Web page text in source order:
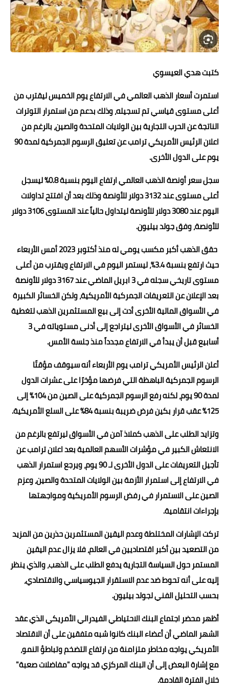
حوادث وقضايا
خدمات
مقالات
كتبت هدي العيسوي
استمرت أسعار الذهب العالمي في الارتفاع يوم الخميس ليقترب من
أعلى مستوى قياسي تم تسجيله، وذلك بدعم من استمرار التوترات
الناتجة عن الحرب التجارية بين الولايات المتحدة والصين، بالرغم من
اعلان الرئيس الأمريكي ترامب عن تعليق الرسوم الجمركية لمدة 90
يوم على الدول الأخرى.
سجل سعر أونصة الذهب العالمي ارتفاع اليوم بنسبة 0.8% ليسجل
أعلى مستوى عند 3132 دولار للأونصة وذلك بعد أن افتتح تداولات
اليوم عند 3080 دولار للأونصة ليتداول حالياً عند المستوى 3106 دولار
للأونصة، وفق جولد بيليون.
حقق الذهب أكبر مكسب يومي له منذ أكتوبر 2023 أمس الأربعاء
حيث ارتفع بنسبة 3.4%، ليستمر اليوم في الارتفاع ويقترب من أعلى
مستوى تاريخي سجله في 3 ابريل الماضي عند 3167 دولار للأونصة
بعد الإعلان عن التعريفات الجمركية الأمريكية، ولكن الخسائر الكبيرة
في الأسواق المالية الأخرى أدت إلى بيع المستثمرين الذهب لتغطية
الخسائر في الأسواق الأخرى ليتراجع إلى أدنى مستوياته في 3
أسابيع قبل أن يبدأ في الارتفاع مجدداً منذ جلسة الأمس.
أعلن الرئيس الأمريكي ترامب يوم الأربعاء أنه سيوقف مؤقتًا
الرسوم الجمركية الباهظة التي فرضها مؤخرًا على عشرات الدول
لمدة 90 يوم، لكنه رفع الرسوم الجمركية على الصين من 104% إلى
125% عقب قرار بكين فرض ضريبة بنسبة 84% على السلع الأمريكية.
وتزايد الطلب على الذهب كملاذ آمن في الأسواق ليرتفع بالرغم من
الانتعاش الكبير في مؤشرات الأسهم العالمية بعد اعلان ترامب عن
تأجيل التعريفات على الدول الأخرى لـ 90 يوم، ويرجع استمرار الذهب
في الارتفاع إلى استمرار الأزمة بين الولايات المتحدة والصين، وعزم
الصين على الاستمرار في رفض الرسوم الأمريكية ومواجهتها
بإجراءات انتقامية.
تركت الإشارات المختلطة وعدم اليقين المستثمرين حذرين من المزيد
من التصعيد بين أكبر اقتصاديين في العالم، فلا يزال عدم اليقين
المستمر حول السياسة التجارية يدفع الطلب على الذهب، والذي ينظر
إليه على أنه تحوط ضد عدم الاستقرار الجيوسياسي والاقتصادي،
بحسب التحليل الفني لجولد بيليون.
أظهر محضر اجتماع البنك الاحتياطي الفيدرالي الأمريكي الذي عقد
الشهر الماضي أن أعضاء البنك كانوا شبه متفقين على أن الاقتصاد
الأمريكي يواجه مخاطر متزامنة من ارتفاع التضخم وتباطؤ النمو،
مع إشارة البعض إلى أن البنك المركزي قد يواجه "مفاضلات صعبة"
خلال الفترة القادمة.